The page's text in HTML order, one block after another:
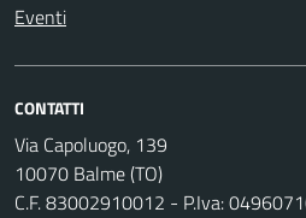
Eventi
CONTATTI
Via Capoluogo, 139
10070 Balme (TO)
C.F. 83002910012 - P.Iva: